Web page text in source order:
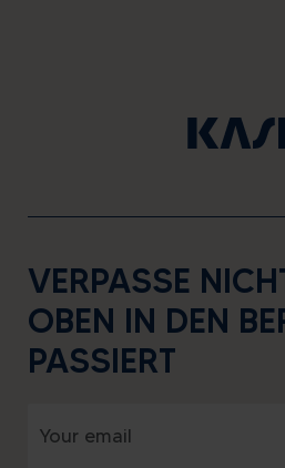
VERPASSE
OBEN IN DEN
PASSIERT